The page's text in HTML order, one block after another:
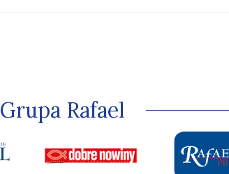
Grupa Rafael